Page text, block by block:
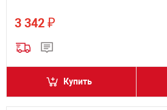
3 342 ₽
Купить